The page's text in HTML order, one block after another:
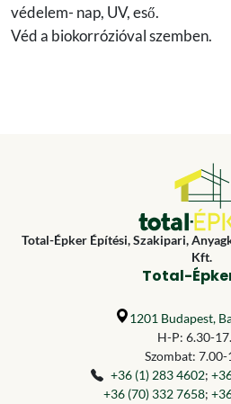
védelem- nap, UV, eső.
Véd a biokorrózióval szemben.
Total-Épker Építési, Szakipari,
Kft.
Total-
1201 Budapest,
H-P: 6.30-
Szombat: 7.00-
+36 (1) 283 4602;
+36 (70) 332 7658;